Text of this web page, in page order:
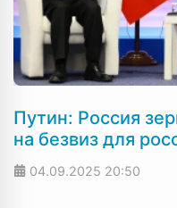
Путин: Россия
на безвиз для
04.09.2025 20:50